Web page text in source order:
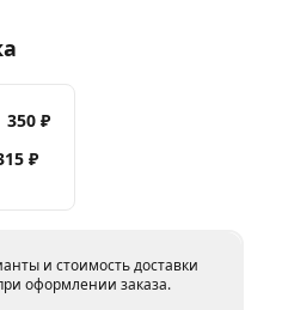
350 ₽
₽
и стоимость доставки
оформлении заказа.